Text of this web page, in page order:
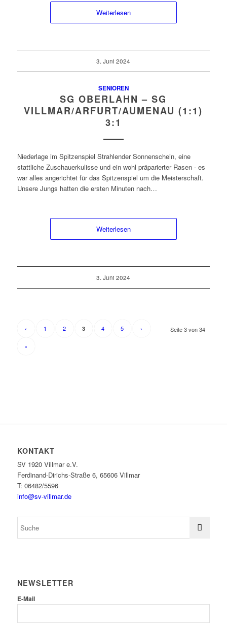
Weiterlesen
3. Juni 2024
SENIOREN
SG OBERLAHN – SG
VILLMAR/ARFURT/AUMENAU (1:1)
3:1
Niederlage im Spitzenspiel Strahlender Sonnenschein, eine
stattliche Zuschauerkulisse und ein wohl präparierter Rasen - es
war alles angerichtet für das Spitzenspiel um die Meisterschaft.
Unsere Jungs hatten die ersten Minuten nach…
Weiterlesen
3. Juni 2024
Seite 3 von 34
‹ 1 2 3 4 5 ›
»
KONTAKT
SV 1920 Villmar e.V.
Ferdinand-Dirichs-Straße 6, 65606 Villmar
T: 06482/5596
info@sv-villmar.de
NEWSLETTER
E-Mail